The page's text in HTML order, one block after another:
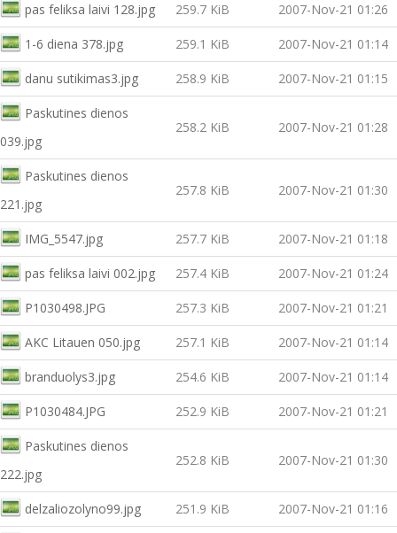
pas feliksa laivi 128.jpg 259.7 KiB 2007-Nov-21 01:26
1-6 diena 378.jpg 259.1 KiB 2007-Nov-21 01:14
danu sutikimas3.jpg 258.9 KiB 2007-Nov-21 01:15
Paskutines dienos
039.jpg
258.2 KiB 2007-Nov-21 01:28
Paskutines dienos
221.jpg
257.8 KiB 2007-Nov-21 01:30
IMG_5547.jpg 257.7 KiB 2007-Nov-21 01:18
pas feliksa laivi 002.jpg 257.4 KiB 2007-Nov-21 01:24
P1030498.JPG 257.3 KiB 2007-Nov-21 01:21
AKC Litauen 050.jpg 257.1 KiB 2007-Nov-21 01:14
branduolys3.jpg 254.6 KiB 2007-Nov-21 01:14
P1030484.JPG 252.9 KiB 2007-Nov-21 01:21
Paskutines dienos
222.jpg
252.8 KiB 2007-Nov-21 01:30
delzaliozolyno99.jpg 251.9 KiB 2007-Nov-21 01:16